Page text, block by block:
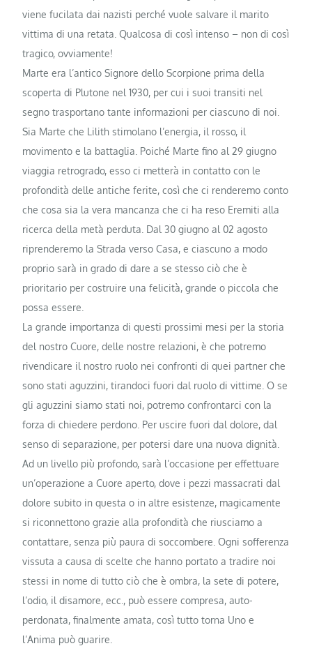
viene fucilata dai nazisti perché vuole salvare il marito
vittima di una retata. Qualcosa di così intenso – non di così
tragico, ovviamente!
Marte era l’antico Signore dello Scorpione prima della
scoperta di Plutone nel 1930, per cui i suoi transiti nel
segno trasportano tante informazioni per ciascuno di noi.
Sia Marte che Lilith stimolano l’energia, il rosso, il
movimento e la battaglia. Poiché Marte fino al 29 giugno
viaggia retrogrado, esso ci metterà in contatto con le
profondità delle antiche ferite, così che ci renderemo conto
che cosa sia la vera mancanza che ci ha reso Eremiti alla
ricerca della metà perduta. Dal 30 giugno al 02 agosto
riprenderemo la Strada verso Casa, e ciascuno a modo
proprio sarà in grado di dare a se stesso ciò che è
prioritario per costruire una felicità, grande o piccola che
possa essere.
La grande importanza di questi prossimi mesi per la storia
del nostro Cuore, delle nostre relazioni, è che potremo
rivendicare il nostro ruolo nei confronti di quei partner che
sono stati aguzzini, tirandoci fuori dal ruolo di vittime. O se
gli aguzzini siamo stati noi, potremo confrontarci con la
forza di chiedere perdono. Per uscire fuori dal dolore, dal
senso di separazione, per potersi dare una nuova dignità.
Ad un livello più profondo, sarà l’occasione per effettuare
un’operazione a Cuore aperto, dove i pezzi massacrati dal
dolore subito in questa o in altre esistenze, magicamente
si riconnettono grazie alla profondità che riusciamo a
contattare, senza più paura di soccombere. Ogni sofferenza
vissuta a causa di scelte che hanno portato a tradire noi
stessi in nome di tutto ciò che è ombra, la sete di potere,
l’odio, il disamore, ecc., può essere compresa, auto-
perdonata, finalmente amata, così tutto torna Uno e
l’Anima può guarire.